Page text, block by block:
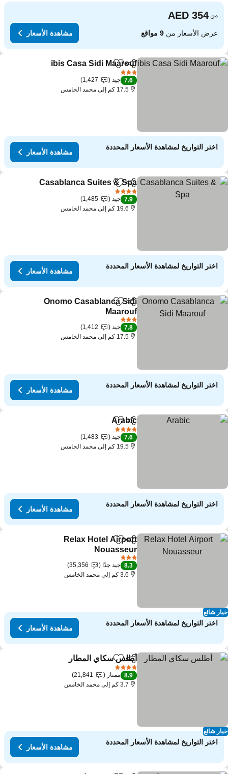
من
عرض الأسعار من9 مواقع مشاهدة الأسعار
مشاركةAdd to favorites
ibis Casa Sidi Maarouf
7.6 جيد
1,427
17.5 كم إلى محمد الخامس
اختر التواريخ لمشاهدة الأسعار المحددة
مشاهدة الأسعار
مشاركةAdd to favorites
Casablanca Suites & Spa
7.9 جيد
1,485
19.6 كم إلى محمد الخامس
اختر التواريخ لمشاهدة الأسعار المحددة
مشاهدة الأسعار
مشاركةAdd to favorites
Onomo Casablanca Sidi
Maarouf
7.8 جيد
1,412
17.5 كم إلى محمد الخامس
اختر التواريخ لمشاهدة الأسعار المحددة
مشاهدة الأسعار
مشاركةAdd to favorites
Arabic
7.6 جيد
1,483
19.5 كم إلى محمد الخامس
اختر التواريخ لمشاهدة الأسعار المحددة
مشاهدة الأسعار
شائع
مشاركةAdd to favorites
Relax Hotel Airport
Nouasseur
8.3 جيد جدًا
35,356
3.6 كم إلى محمد الخامس
اختر التواريخ لمشاهدة الأسعار المحددة
مشاهدة الأسعار
شائع
مشاركةAdd to favorites
أطلس سكاي المطار
8.9 ممتاز
21,841
3.7 كم إلى محمد الخامس
اختر التواريخ لمشاهدة الأسعار المحددة
مشاهدة الأسعار